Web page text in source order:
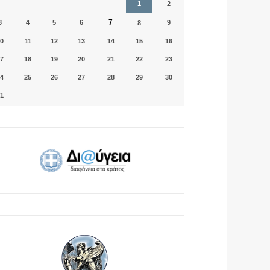
1 2
4 5 6 7 8 9
11 12 13 14 15 16
18 19 20 21 22 23
25 26 27 28 29 30